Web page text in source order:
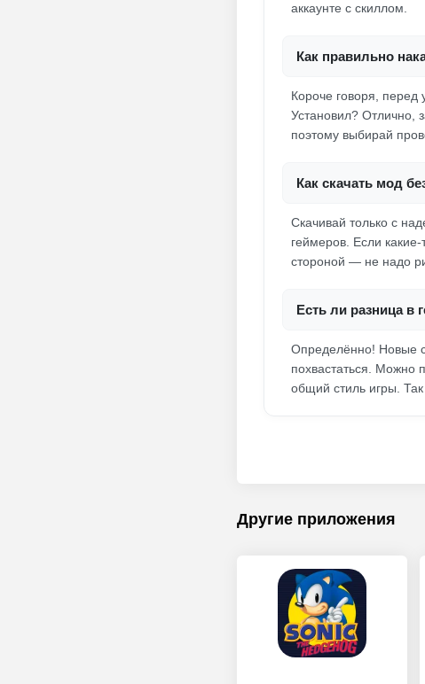
аккаунте с скиллом.
Как правильно
Короче говоря, перед
Установил? Отлично,
поэтому выбирай
Как скачать мод
Скачивай только с
геймеров. Если
стороной — не надо
Есть ли разница в
Определённо! Новые
похвастаться. Можно
общий стиль игры.
Другие приложения